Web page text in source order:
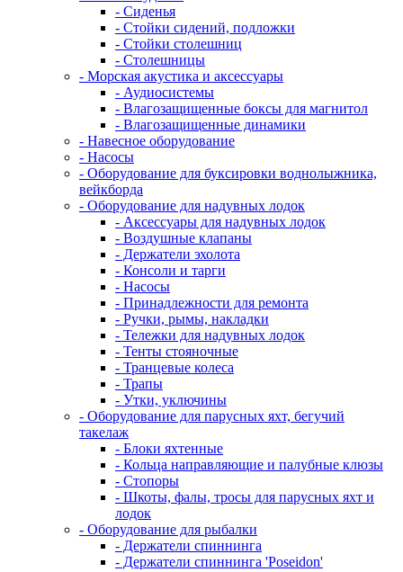
- Сиденья
- Стойки сидений, подложки
- Стойки столешниц
- Столешницы
- Морская акустика и аксессуары
- Аудиосистемы
- Влагозащищенные боксы для магнитол
- Влагозащищенные динамики
- Навесное оборудование
- Насосы
- Оборудование для буксировки воднолыжника,
вейкборда
- Оборудование для надувных лодок
- Аксессуары для надувных лодок
- Воздушные клапаны
- Держатели эхолота
- Консоли и тарги
- Насосы
- Принадлежности для ремонта
- Ручки, рымы, накладки
- Тележки для надувных лодок
- Тенты стояночные
- Транцевые колеса
- Трапы
- Утки, уключины
- Оборудование для парусных яхт, бегучий
такелаж
- Блоки яхтенные
- Кольца направляющие и палубные клюзы
- Стопоры
- Шкоты, фалы, тросы для парусных яхт и
лодок
- Оборудование для рыбалки
- Держатели спиннинга
- Держатели спиннинга 'Poseidon'